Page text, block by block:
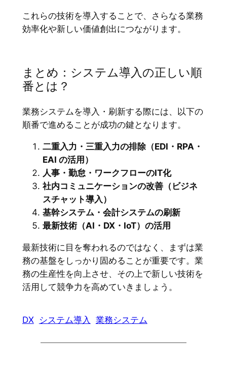
これらの技術を導入することで、さらなる業務
効率化や新しい価値創出につながります。
まとめ：システム導入の正しい順
番とは？
業務システムを導入・刷新する際には、以下の
順番で進めることが成功の鍵となります。
二重入力・三重入力の排除（EDI・RPA・
EAI の活用）
人事・勤怠・ワークフローのIT化
社内コミュニケーションの改善（ビジネ
スチャット導入）
基幹システム・会計システムの刷新
最新技術（AI・DX・IoT）の活用
最新技術に目を奪われるのではなく、まずは業
務の基盤をしっかり固めることが重要です。業
務の生産性を向上させ、その上で新しい技術を
活用して競争力を高めていきましょう。
DX システム導入 業務システム